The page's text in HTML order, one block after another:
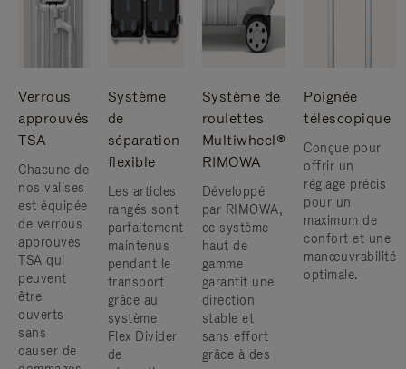
Verrous
approuvés
TSA
Chacune de
nos valises
est équipée
de verrous
approuvés
TSA qui
peuvent
être
ouverts
sans
causer de
Système
de
séparation
flexible
Les articles
rangés sont
parfaitement
maintenus
pendant le
transport
grâce au
système
Flex Divider
de
Système de
roulettes
Multiwheel®
RIMOWA
Développé
par RIMOWA,
ce système
haut de
gamme
garantit une
direction
stable et
sans effort
grâce à des
Poignée
télescopique
Conçue pour
offrir un
réglage précis
pour un
maximum de
confort et une
manœuvrabilité
optimale.